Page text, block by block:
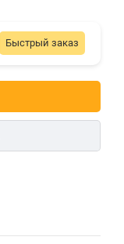
Быстрый заказ